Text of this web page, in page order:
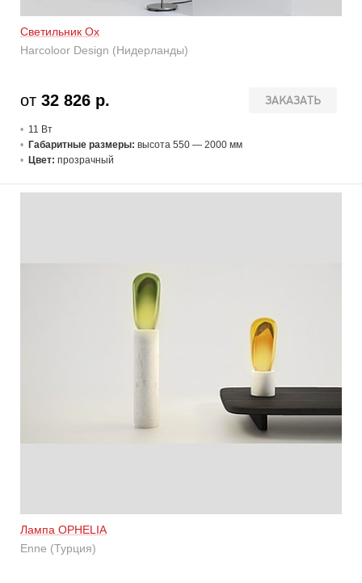
Светильник Ox
Harcoloor Design (Нидерланды)
ЗАКАЗАТЬ
от 32 826 р.
11 Вт
Габаритные размеры: высота 550 — 2000 мм
Цвет: прозрачный
Лампа OPHELIA
Enne (Турция)